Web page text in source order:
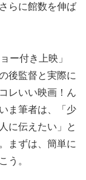
らに館数を伸ば
ー付き上映」
後監督と実際に
レいい映画！ん
ま筆者は、「少
に伝えたい」と
まずは、簡単に
う。